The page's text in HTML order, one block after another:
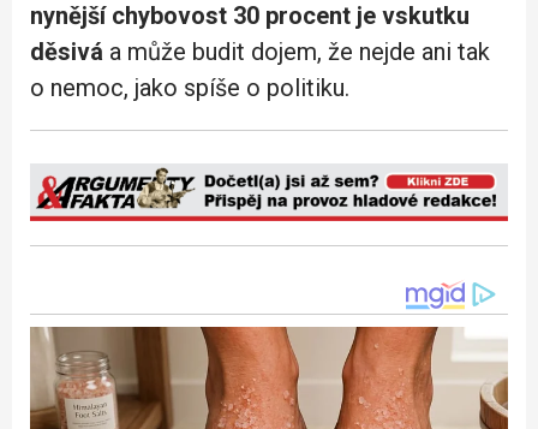
nynější chybovost 30 procent je vskutku
děsivá a může budit dojem, že nejde ani tak
o nemoc, jako spíše o politiku.